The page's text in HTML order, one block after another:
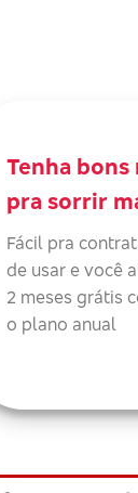
Tenha
pra sorrir
Fácil pra
de usar e você
2 meses grátis
o plano anual